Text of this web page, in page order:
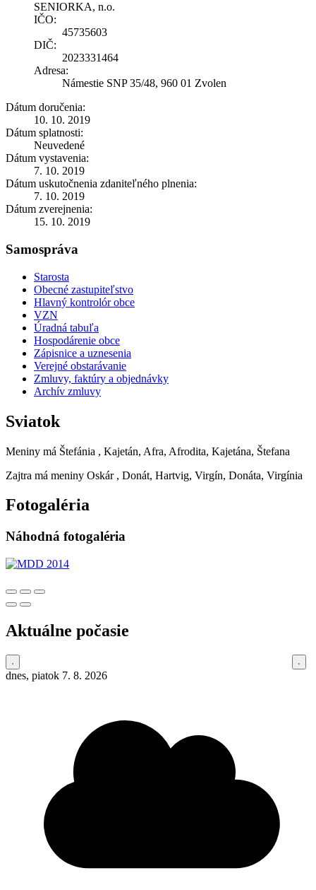
SENIORKA, n.o.
IČO:
45735603
DIČ:
2023331464
Adresa:
Námestie SNP 35/48, 960 01 Zvolen
Dátum doručenia:
10. 10. 2019
Dátum splatnosti:
Neuvedené
Dátum vystavenia:
7. 10. 2019
Dátum uskutočnenia zdaniteľného plnenia:
7. 10. 2019
Dátum zverejnenia:
15. 10. 2019
Samospráva
Starosta
Obecné zastupiteľstvo
Hlavný kontrolór obce
VZN
Úradná tabuľa
Hospodárenie obce
Zápisnice a uznesenia
Verejné obstarávanie
Zmluvy, faktúry a objednávky
Archív zmluvy
Sviatok
Meniny má Štefánia , Kajetán, Afra, Afrodita, Kajetána, Štefana
Zajtra má meniny Oskár , Donát, Hartvig, Virgín, Donáta, Virgínia
Fotogaléria
Náhodná fotogaléria
Aktuálne počasie
dnes, piatok 7. 8. 2026